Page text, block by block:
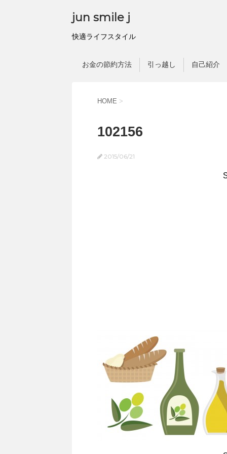
jun smile j
快適ライフスタイル
お金の節約方法 引っ越し 自己紹介
HOME >
102156
2015/06/21